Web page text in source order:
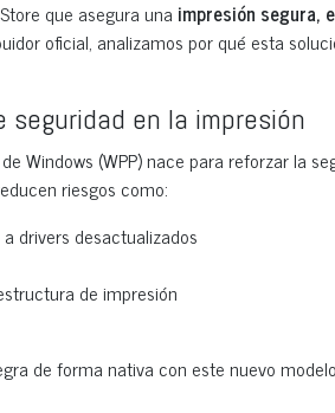
que asegura una impresión segura,
oficial, analizamos por qué esta
seguridad en la impresión
Windows (WPP) nace para reforzar la
riesgos como:
drivers desactualizados
de impresión
de forma nativa con este nuevo